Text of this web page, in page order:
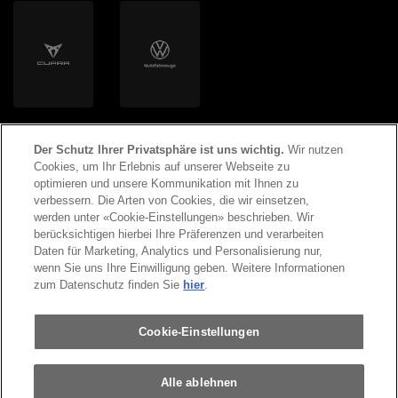
2026 Copyright AMAG Group AG
Impressum Datenschutzerklärung
Der Schutz Ihrer Privatsphäre ist uns wichtig. Wir nutzen
Cookies, um Ihr Erlebnis auf unserer Webseite zu
optimieren und unsere Kommunikation mit Ihnen zu
verbessern. Die Arten von Cookies, die wir einsetzen,
werden unter «Cookie-Einstellungen» beschrieben. Wir
berücksichtigen hierbei Ihre Präferenzen und verarbeiten
Daten für Marketing, Analytics und Personalisierung nur,
wenn Sie uns Ihre Einwilligung geben. Weitere Informationen
zum Datenschutz finden Sie hier.
Cookie-Einstellungen
Alle ablehnen